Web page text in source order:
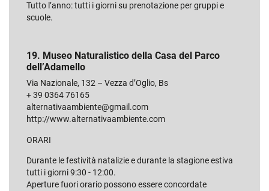
Tutto l’anno: tutti i giorni su prenotazione per gruppi e
scuole.
19. Museo Naturalistico della Casa del Parco
dell’Adamello
Via Nazionale, 132 – Vezza d’Oglio, Bs
+ 39 0364 76165
alternativaambiente@gmail.com
http://www.alternativaambiente.com
ORARI
Durante le festività natalizie e durante la stagione estiva
tutti i giorni 9:30 - 12:00.
Aperture fuori orario possono essere concordate